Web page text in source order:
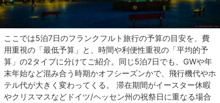
ここでは5泊7日のフランクフルト旅行の予算の目安を、費
用重視の「最低予算」と、時間や利便性重視の「平均的予
算」の2タイプに分けてご紹介。同じ5泊7日でも、GWや年
末年始など混み合う時期かオフシーズンかで、飛行機代やホ
テル代が大きく変わってくる。 滞在期間がイースター休暇
やクリスマスなどドイツ/ヘッセン州の祝祭日に重なる場合